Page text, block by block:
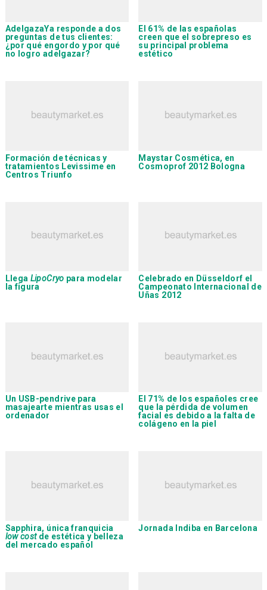
AdelgazaYa responde a dos
preguntas de tus clientes:
¿por qué engordo y por qué
no logro adelgazar?
El 61% de las españolas
creen que el sobrepreso es
su principal problema
estético
Formación de técnicas y
tratamientos Levissime en
Centros Triunfo
Maystar Cosmética, en
Cosmoprof 2012 Bologna
Llega LipoCryo para modelar
la figura
Celebrado en Düsseldorf el
Campeonato Internacional de
Uñas 2012
Un USB-pendrive para
masajearte mientras usas el
ordenador
El 71% de los españoles cree
que la pérdida de volumen
facial es debido a la falta de
colágeno en la piel
Sapphira, única franquicia
low costde estética y belleza
del mercado español
Jornada Indiba en Barcelona